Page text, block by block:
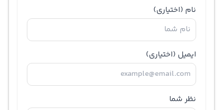
نام (اختیاری)
ایمیل (اختیاری)
نظر شما